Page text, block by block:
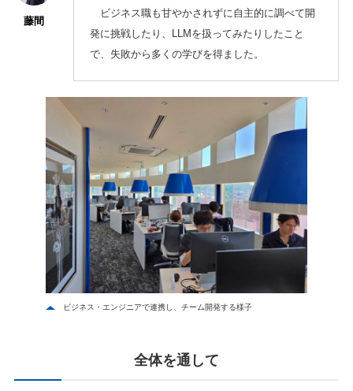
藤間
ビジネス職も甘やかされずに自主的に調べて開
発に挑戦したり、LLMを扱ってみたりしたこと
で、失敗から多くの学びを得ました。
ビジネス・エンジニアで連携し、チーム開発する様子
全体を通して